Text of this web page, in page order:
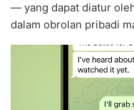
— yang dapat diatur
dalam obrolan pribadi